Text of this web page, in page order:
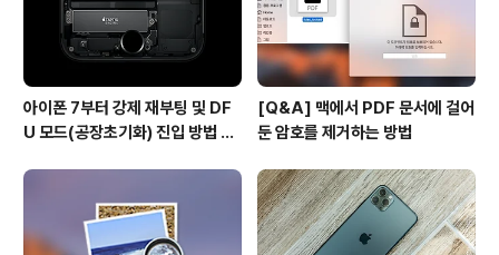
아이폰 7부터 강제 재부팅 및 DF
U 모드(공장초기화) 진입 방법 변
[Q&A] 맥에서 PDF 문서에 걸어
둔 암호를 제거하는 방법